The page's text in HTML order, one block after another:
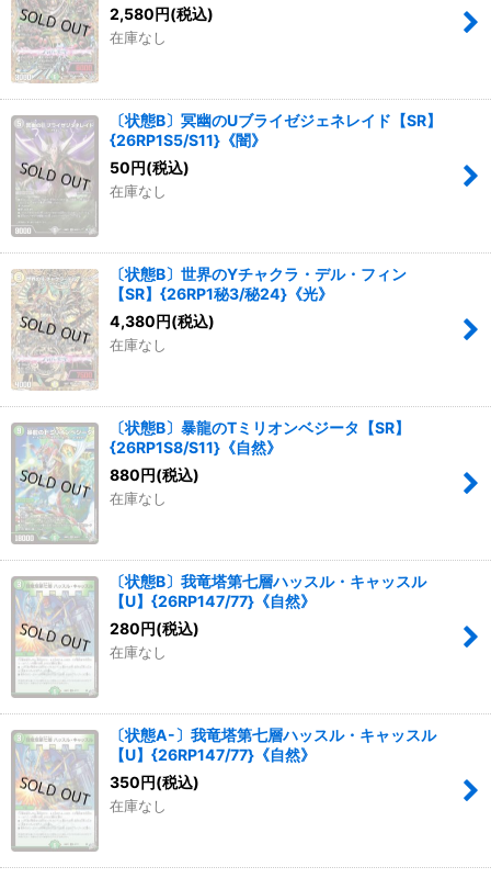
2,580円(税込)
在庫なし
〔状態B〕冥幽のUブライゼジェネレイド【SR】
{26RP1S5/S11}《闇》
50円(税込)
在庫なし
〔状態B〕世界のYチャクラ・デル・フィン
【SR】{26RP1秘3/秘24}《光》
4,380円(税込)
在庫なし
〔状態B〕暴龍のTミリオンベジータ【SR】
{26RP1S8/S11}《自然》
880円(税込)
在庫なし
〔状態B〕我竜塔第七層ハッスル・キャッスル
【U】{26RP147/77}《自然》
280円(税込)
在庫なし
〔状態A-〕我竜塔第七層ハッスル・キャッスル
【U】{26RP147/77}《自然》
350円(税込)
在庫なし